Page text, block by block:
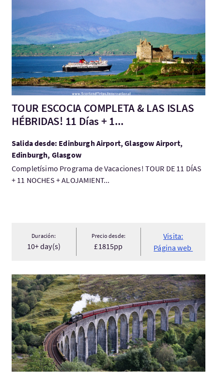
TOUR ESCOCIA COMPLETA & LAS ISLAS
HÉBRIDAS! 11 Días + 1...
Salida desde: Edinburgh Airport, Glasgow Airport,
Edinburgh, Glasgow
Completísimo Programa de Vacaciones! TOUR DE 11 DÍAS
+ 11 NOCHES + ALOJAMIENT...
Duración:
10+ day(s)
Precio desde:
£1815pp
Visita:
Página web
Visita:Glenfinnan and Great Glen Full Day Private Tour